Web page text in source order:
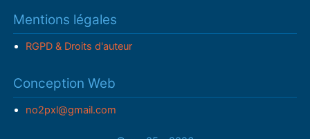
Mentions légales
RGPD & Droits d'auteur
Conception Web
no2pxl@gmail.com